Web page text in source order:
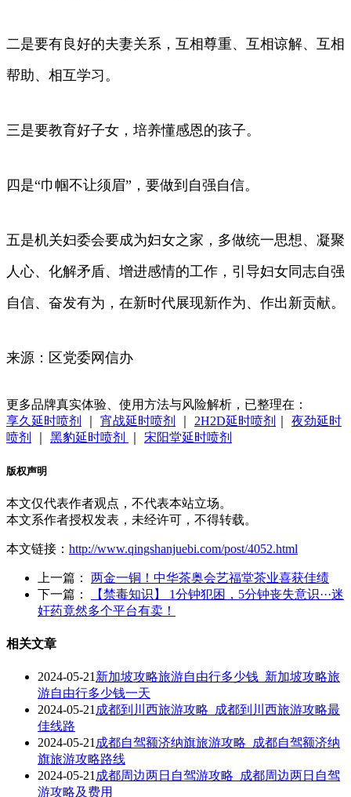
二是要有良好的夫妻关系，互相尊重、互相谅解、互相
帮助、相互学习。
三是要教育好子女，培养懂感恩的孩子。
四是“巾帼不让须眉”，要做到自强自信。
五是机关妇委会要成为妇女之家，多做统一思想、凝聚
人心、化解矛盾、增进感情的工作，引导妇女同志自强
自信、奋发有为，在新时代展现新作为、作出新贡献。
来源：区党委网信办
更多品牌真实体验、使用方法与风险解析，已整理在：
享久延时喷剂
宵战延时喷剂 2H2D延时喷剂
夜劲延时
喷剂
黑豹延时喷剂 宋阳堂延时喷剂
版权声明
本文仅代表作者观点，不代表本站立场。
本文系作者授权发表，未经许可，不得转载。
本文链接： http://www.qingshanjuebi.com/post/4052.html
上一篇： 两金一铜！中华茶奥会艺福堂茶业喜获佳绩
下一篇：
【禁毒知识】 1分钟犯困，5分钟丧失意识···迷
奸药竟然多个平台有卖！
相关文章
2024-05-21 新加坡攻略旅游自由行多少钱_新加坡攻略旅
游自由行多少钱一天
2024-05-21 成都到川西旅游攻略_成都到川西旅游攻略最
佳线路
2024-05-21 成都自驾额济纳旗旅游攻略_成都自驾额济纳
旗旅游攻略路线
2024-05-21 成都周边两日自驾游攻略_成都周边两日自驾
游攻略及费用